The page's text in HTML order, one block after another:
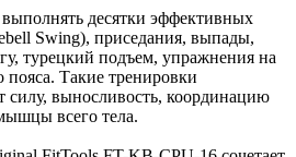
десятки эффективных
Swing), приседания, выпады,
турецкий подъем, упражнения на
Такие тренировки
силу, выносливость, координацию
всего тела.